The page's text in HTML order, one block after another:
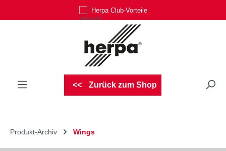
Zum Hauptinhalt springenHerpa Club-Vorteile
Zurück zum Shop
Produkt-Archiv Wings